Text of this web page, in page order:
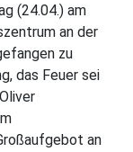
(24.04.) am
an der
zu
das Feuer sei
an